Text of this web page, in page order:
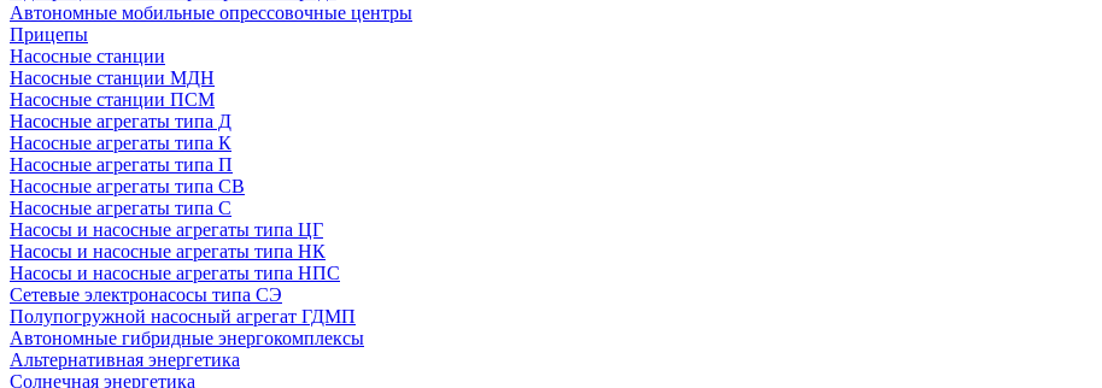
Автономные мобильные опрессовочные центры
Прицепы
Насосные станции
Насосные станции МДН
Насосные станции ПСМ
Насосные агрегаты типа Д
Насосные агрегаты типа К
Насосные агрегаты типа П
Насосные агрегаты типа СВ
Насосные агрегаты типа С
Насосы и насосные агрегаты типа ЦГ
Насосы и насосные агрегаты типа НК
Насосы и насосные агрегаты типа НПС
Сетевые электронасосы типа СЭ
Полупогружной насосный агрегат ГДМП
Автономные гибридные энергокомплексы
Альтернативная энергетика
Солнечная энергетика